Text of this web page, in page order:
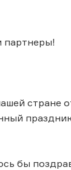
партнеры!
стране
бы